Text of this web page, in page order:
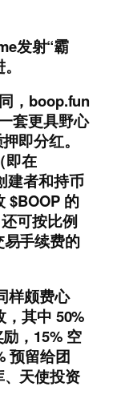
发射“霸
，boop.fun
套更具野心
即分红。
即在
建者和持币
$BOOP 的
可按比例
手续费的
样颇费心
，其中 50%
，15% 空
预留给团
天使投资